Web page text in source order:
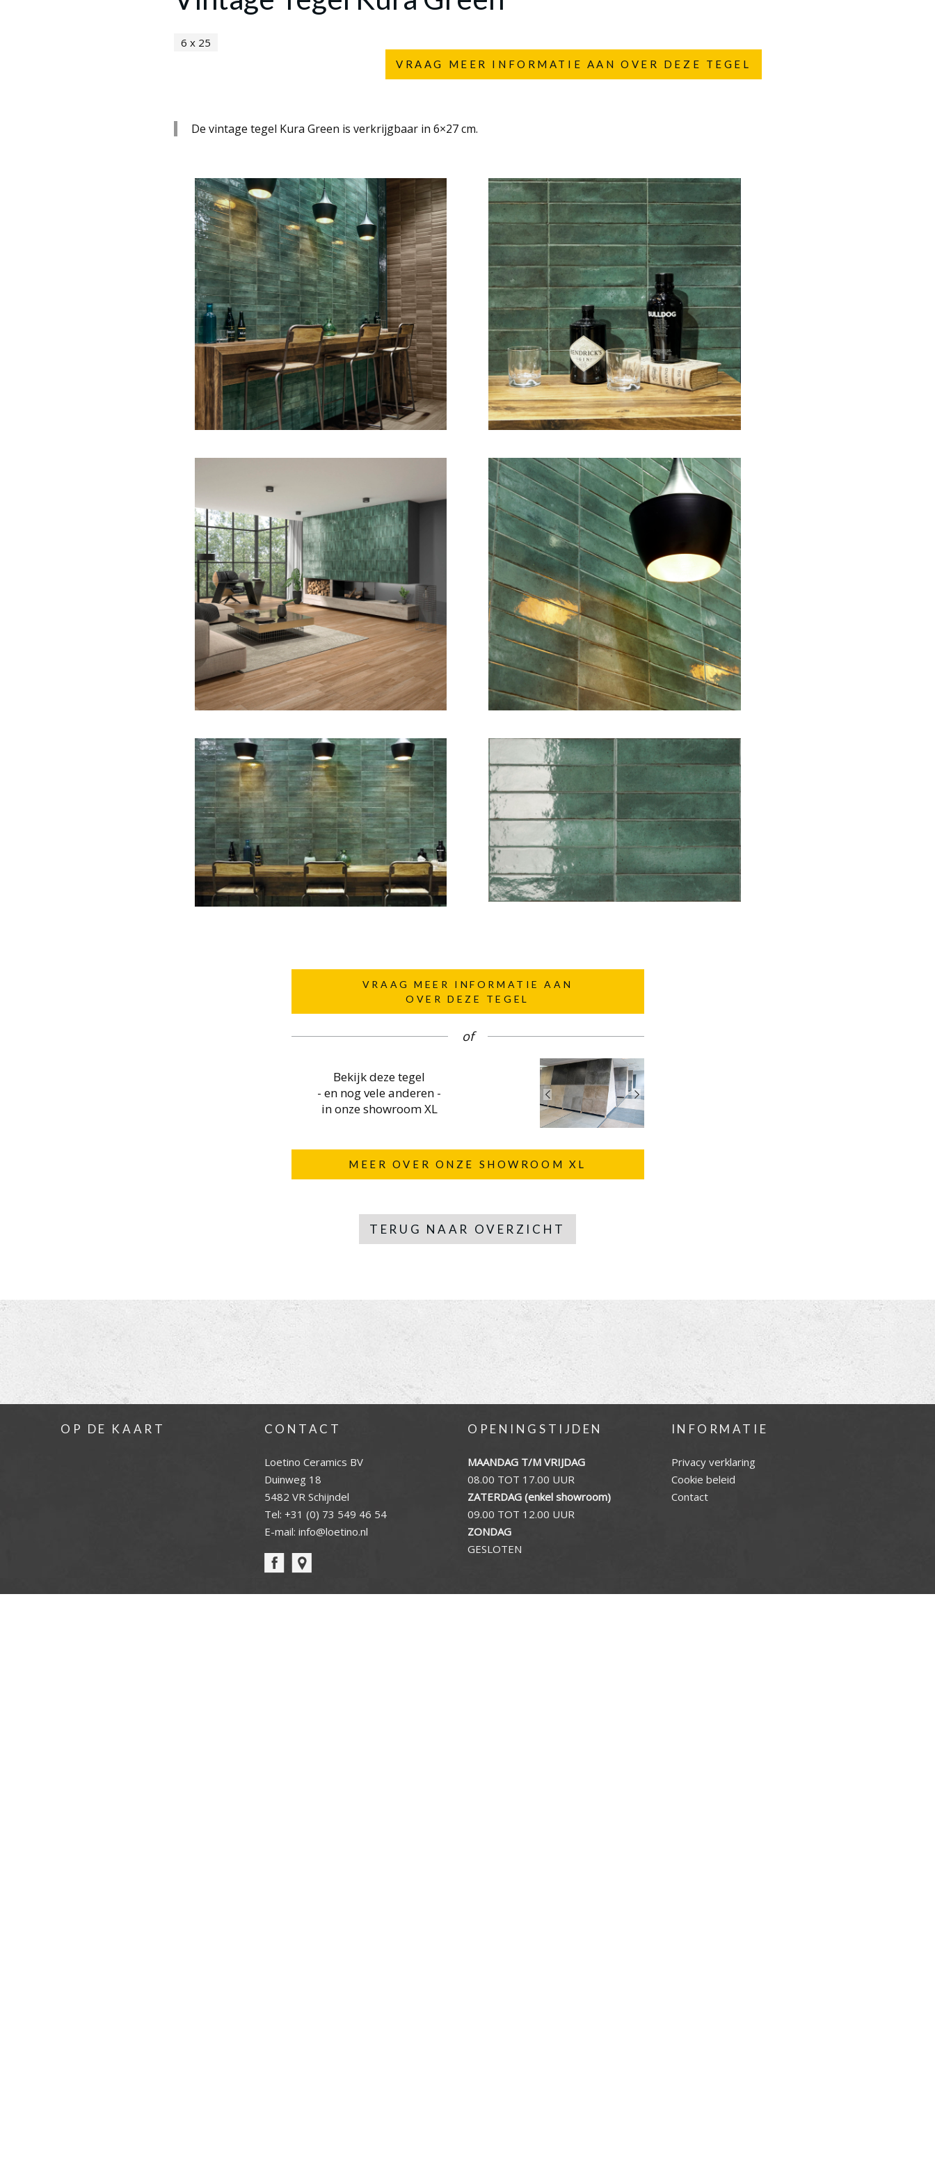
VRAAG MEER INFORMATIE AAN OVER DEZE TEGEL
6 x 25
De vintage tegel Kura Green is verkrijgbaar in 6×27 cm.
VRAAG MEER INFORMATIE AAN
OVER DEZE TEGEL
of
Bekijk deze tegel
- en nog vele anderen -
in onze showroom XL
MEER OVER ONZE SHOWROOM XL
TERUG NAAR OVERZICHT
OP DE KAART CONTACT
Loetino Ceramics BV
Duinweg 18
5482 VR Schijndel
Tel: +31 (0) 73 549 46 54
E-mail: info@loetino.nl
OPENINGSTIJDEN
MAANDAG T/M VRIJDAG
08.00 TOT 17.00 UUR
ZATERDAG (enkel showroom)
09.00 TOT 12.00 UUR
ZONDAG
GESLOTEN
INFORMATIE
Privacy verklaring
Cookie beleid
Contact